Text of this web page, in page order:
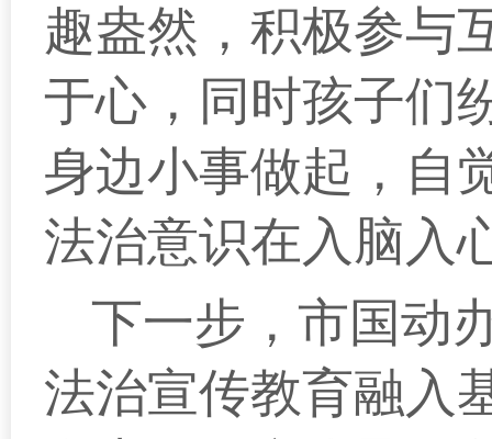
趣盎然，积极参与
于心，同时孩子们
身边小事做起，自
法治意识在入脑入
下一步，市国动
法治宣传教育融入